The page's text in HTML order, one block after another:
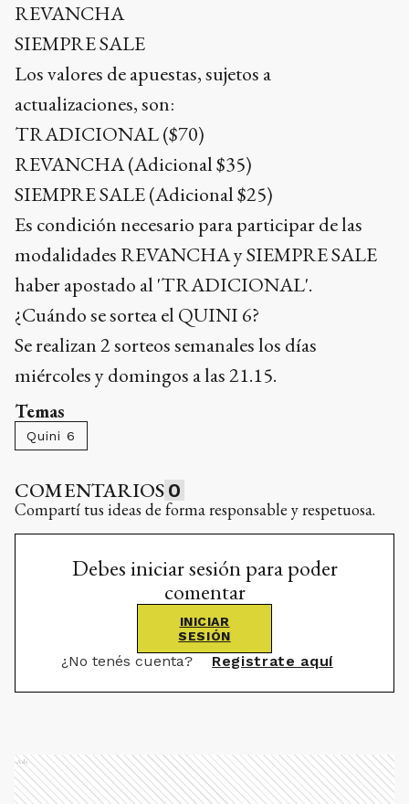
REVANCHA
SIEMPRE SALE
Los valores de apuestas, sujetos a
actualizaciones, son:
TRADICIONAL ($70)
REVANCHA (Adicional $35)
SIEMPRE SALE (Adicional $25)
Es condición necesario para participar de las
modalidades REVANCHA y SIEMPRE SALE
haber apostado al 'TRADICIONAL'.
¿Cuándo se sortea el QUINI 6?
Se realizan 2 sorteos semanales los días
miércoles y domingos a las 21.15.
Temas
Quini 6
COMENTARIOS 0
Compartí tus ideas de forma responsable y respetuosa.
Debes iniciar sesión para poder
comentar
INICIAR
SESIÓN
¿No tenés cuenta? Registrate aquí
Ads